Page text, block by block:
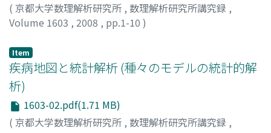
( 京都大学数理解析研究所 , 数理解析研究所講究録 ,
Volume 1603 , 2008 , pp.1-10 )
Item
疾病地図と統計解析 (種々のモデルの統計的解
析)
1603-02.pdf(1.71 MB)
( 京都大学数理解析研究所 , 数理解析研究所講究録 ,